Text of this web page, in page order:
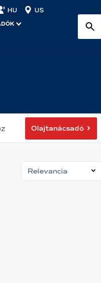
HU US
Olajtanácsadó
Relevancia